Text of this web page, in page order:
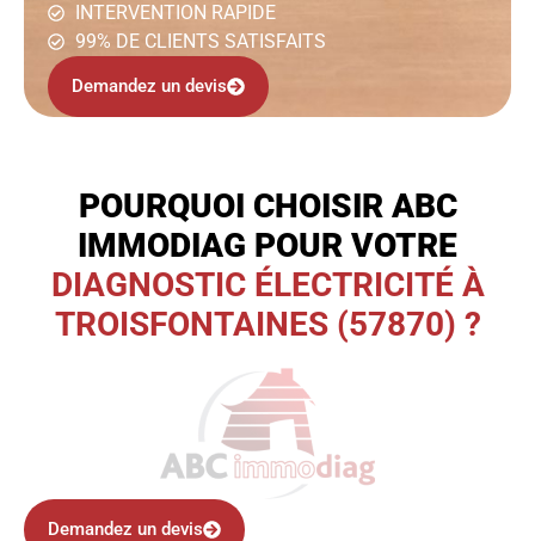
INTERVENTION RAPIDE
99% DE CLIENTS SATISFAITS
Demandez un devis
POURQUOI CHOISIR ABC
IMMODIAG POUR VOTRE
DIAGNOSTIC ÉLECTRICITÉ À
TROISFONTAINES (57870) ?
Demandez un devis